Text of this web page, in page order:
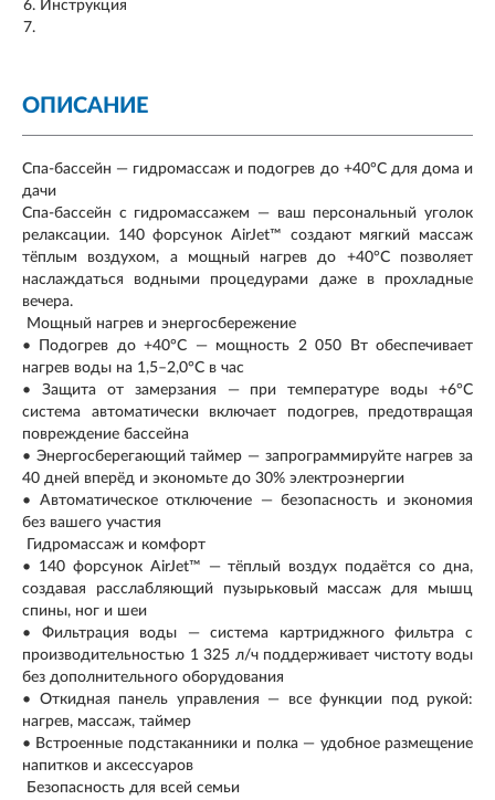
Инструкция
ОПИСАНИЕ
Спа-бассейн — гидромассаж и подогрев до +40°С для дома и
дачи
Спа-бассейн с гидромассажем — ваш персональный уголок
релаксации. 140 форсунок AirJet™ создают мягкий массаж
тёплым воздухом, а мощный нагрев до +40°С позволяет
наслаждаться водными процедурами даже в прохладные
вечера.
Мощный нагрев и энергосбережение
• Подогрев до +40°С — мощность 2 050 Вт обеспечивает
нагрев воды на 1,5–2,0°С в час
• Защита от замерзания — при температуре воды +6°С
система автоматически включает подогрев, предотвращая
повреждение бассейна
• Энергосберегающий таймер — запрограммируйте нагрев за
40 дней вперёд и экономьте до 30% электроэнергии
• Автоматическое отключение — безопасность и экономия
без вашего участия
Гидромассаж и комфорт
• 140 форсунок AirJet™ — тёплый воздух подаётся со дна,
создавая расслабляющий пузырьковый массаж для мышц
спины, ног и шеи
• Фильтрация воды — система картриджного фильтра с
производительностью 1 325 л/ч поддерживает чистоту воды
без дополнительного оборудования
• Откидная панель управления — все функции под рукой:
нагрев, массаж, таймер
• Встроенные подстаканники и полка — удобное размещение
напитков и аксессуаров
Безопасность для всей семьи